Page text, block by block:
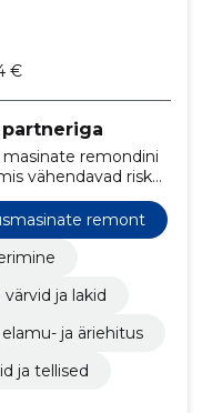
€
remondini
vähendavad riske,
igas etapis.
remont
värvid ja lakid
elamu- ja äriehitus
ja tellised